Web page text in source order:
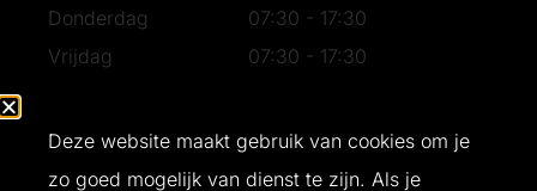
Donderdag
07:30 - 17:30
Vrijdag
07:30 - 17:30
Zondag
Gesloten
Deze website maakt gebruik van cookies om je
zo goed mogelijk van dienst te zijn. Als je